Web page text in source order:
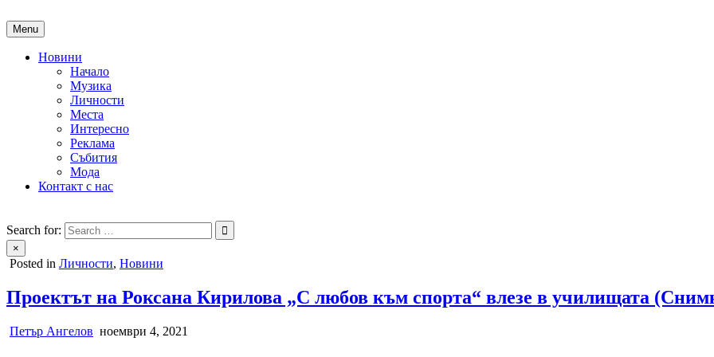
to
content
Menu
Новини
Начало
Музика
Личности
Места
Интересно
Реклама
Събития
Мода
Контакт с нас
People of Bulgaria
За хората на България
Search for:
×
Posted in Личности, Новини
Проектът на Роксана Кирилова „С любов към спорта“ влезе в училищата
Петър Ангелов ноември 4, 2021